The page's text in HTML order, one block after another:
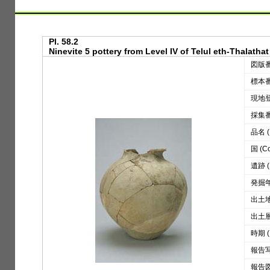
Pl. 58.2
Ninevite 5 pottery from Level IV of Telul eth-Thalathat
図版
標本
現地
採集
品名
国
遺跡
発掘
出土
出土
時期
報告
報告